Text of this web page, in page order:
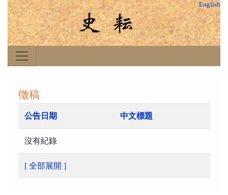
English
徵稿
公告日期 中文標題
沒有紀錄
[ 全部展開 ]